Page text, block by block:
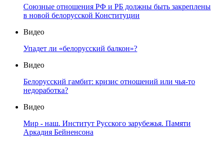
Союзные отношения РФ и РБ должны быть закреплены
в новой белорусской Конституции
Видео
Упадет ли «белорусский балкон»?
Видео
Белорусский гамбит: кризис отношений или чья-то
недоработка?
Видео
Мир - наш. Институт Русского зарубежья. Памяти
Аркадия Бейненсона